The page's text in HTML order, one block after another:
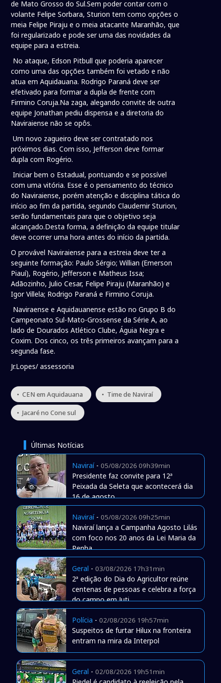
de Mato Grosso do Sul.Sem poder contar com o
volante Felipe Sorbara, Sturion tem como opções o
meia Felipe Piraju e o meia atacante Maranhão, que
foi regularizado e pode ser uma das novidades da
equipe para a estreia.
No ataque, Edson Pitbull que poderia aparecer
como uma das opções também foi vetado e não
atua em Aquidauana. Rodrigo Paraná deve ser
efetivado para formar a dupla de frente com
Firmino Coruja.Na zaga, alegando convite de outra
equipe Jonathan pediu dispensa e a diretoria do
Naviraiense não se opôs.
Um novo zagueiro deve ser contratado nos
próximos dias. Com isso, Jefferson deve formar
dupla com Rogério.
Iniciar bem o Estadual, pontuando e se possível
com uma vitória. Esse é o pensamento do técnico
do Naviraiense, porém atenção e disciplina tática do
início ao fim da partida, segundo Claudemir Sturion,
serão fundamentais para que o objetivo seja
alcançado.Desta forma, a definição da equipe titular
deve ocorrer uma hora antes do início da partida.
O provável Naviraiense para a estreia deve ter a
seguinte formação: Paulo Sérgio; Willian (Emerson
Piauí), Rogério, Jefferson e Matheus Issa;
Adãozinho, Julio Cesar, Felipe Piraju (Maranhão) e
Igor Villela; Rodrigo Paraná e Firmino Coruja.
Naviraense e Aquidauanense estão no Grupo B do
Campeonato Sul-Mato-Grossense da Série A, ao
lado de Dourados Atlético Clube, Águia Negra e
Coxim. Dos cinco, os três primeiros avançam para a
segunda fase.
Jr.Lopes/ assessoria
• CEN em Aquidauana • Time de Naviraí
• Jacaré no Cone sul
Últimas Notícias
Naviraí- 05/08/2026 09h39min
Presidente faz convite para 12ª
Peixada da Seleta que acontecerá dia
16 de agosto
Naviraí- 05/08/2026 09h25min
Naviraí lança a Campanha Agosto Lilás
com foco nos 20 anos da Lei Maria da
Penha
Geral - 03/08/2026 17h31min
2ª edição do Dia do Agricultor reúne
centenas de pessoas e celebra a força
do campo em Juti
Polícia - 02/08/2026 19h57min
Suspeitos de furtar Hilux na fronteira
entram na mira da Interpol
Geral - 02/08/2026 19h51min